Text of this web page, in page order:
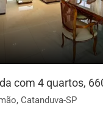
com 4 quartos,
Catanduva-SP